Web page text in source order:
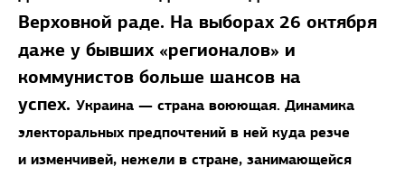
Верховной раде. На выборах 26 октября
даже у бывших «регионалов» и
коммунистов больше шансов на
успех. Украина — страна воюющая. Динамика
электоральных предпочтений в ней куда резче
и изменчивей, нежели в стране, занимающейся